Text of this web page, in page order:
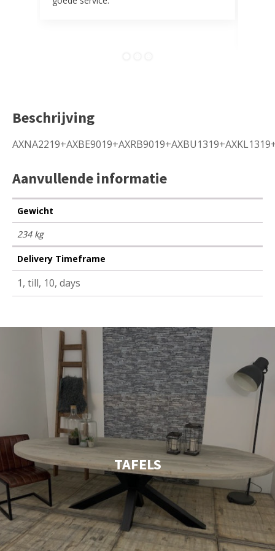
Beschrijving
Aanvullende informatie
Gewicht
234 kg
Delivery Timeframe
1, till, 10, days
TAFELS